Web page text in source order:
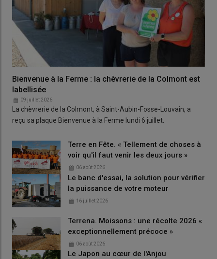
Bienvenue à la Ferme : la chèvrerie de la Colmont est
labellisée
09 juillet 2026
La chèvrerie de la Colmont, à Saint-Aubin-Fosse-Louvain, a
reçu sa plaque Bienvenue à la Ferme lundi 6 juillet.
Terre en Fête. « Tellement de choses à
voir qu'il faut venir les deux jours »
06 août 2026
Le banc d'essai, la solution pour vérifier
la puissance de votre moteur
16 juillet 2026
Terrena. Moissons : une récolte 2026 «
exceptionnellement précoce »
06 août 2026
Le Japon au cœur de l'Anjou